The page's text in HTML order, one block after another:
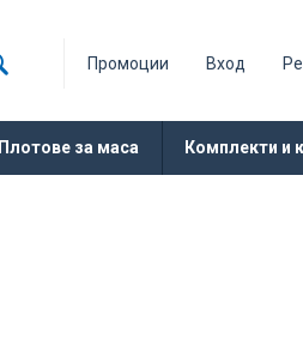
Промоции
Вход
Плотове за маса Комплекти и